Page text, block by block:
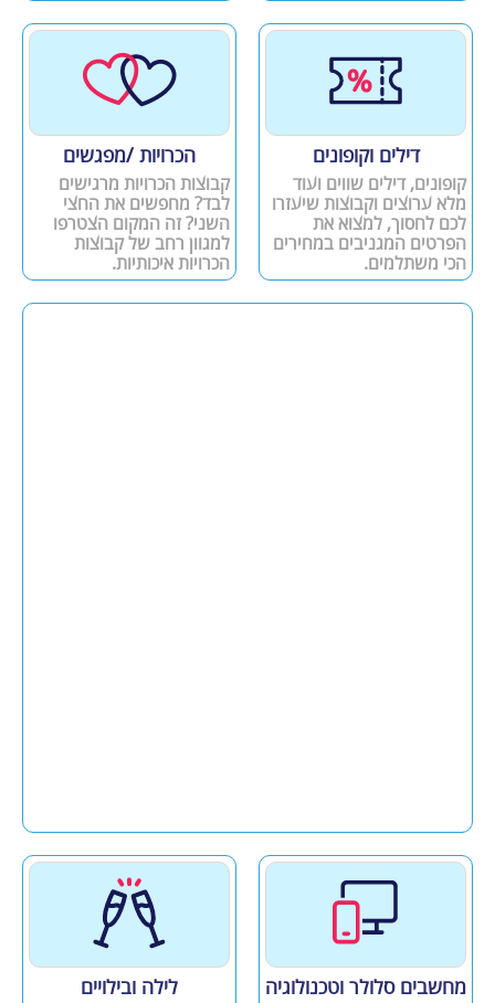
דילים וקופונים
קופונים, דילים שווים ועוד
מלא ערוצים וקבוצות שיעזרו
לכם לחסוך, למצוא את
הפרטים המגניבים במחירים
הכי משתלמים.
הכרויות /מפגשים
קבוצות הכרויות מרגישים
לבד? מחפשים את החצי
השני? זה המקום הצטרפו
למגוון רחב של קבוצות
הכרויות איכותיות.
מחשבים סלולר וטכנולוגיה לילה ובילויים